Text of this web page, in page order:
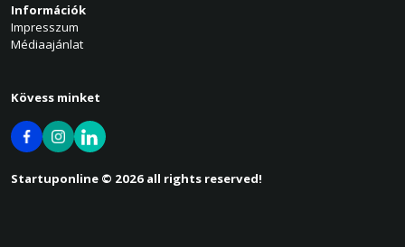
Információk
Impresszum
Médiaajánlat
Kövess minket
Startuponline © 2026 all rights reserved!